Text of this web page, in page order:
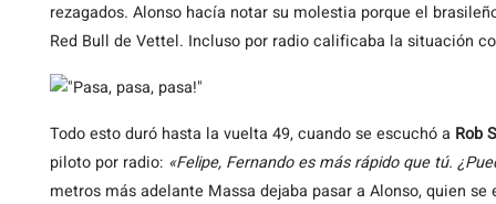
rezagados. Alonso hacía notar su molestia porque el
Red Bull de Vettel. Incluso por radio calificaba la situación
Todo esto duró hasta la vuelta 49, cuando se escuchó a Rob
piloto por radio: «Felipe, Fernando es más rápido que tú.
metros más adelante Massa dejaba pasar a Alonso, quien